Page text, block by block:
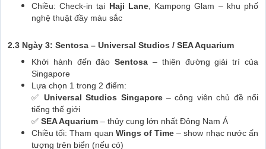
Chiều: Check-in tại Haji Lane, Kampong Glam – khu phố
nghệ thuật đầy màu sắc
2.3 Ngày 3: Sentosa – Universal Studios / SEA Aquarium
Khởi hành đến đảoSentosa – thiên đường giải trí của
Singapore
Lựa chọn 1 trong 2 điểm:
✅ Universal Studios Singapore– công viên chủ đề nổi
tiếng thế giới
✅ SEA Aquarium – thủy cung lớn nhất Đông Nam Á
Chiều tối: Tham quan Wings of Time – show nhạc nước ấn
tượng trên biển (nếu có)